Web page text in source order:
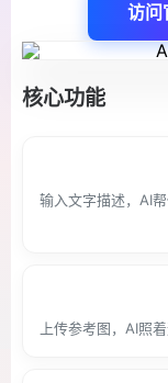
访问
核心功能
输入文字描述，AI
上传参考图，AI照